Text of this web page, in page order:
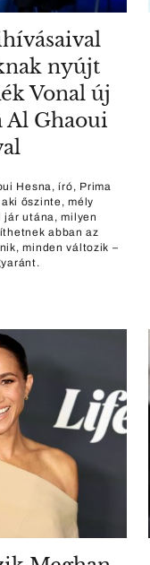
nyújt
Vonal új
Al Ghaoui
Hesna, író, Prima
őszinte, mély
jár utána, milyen
abban az
minden változik –